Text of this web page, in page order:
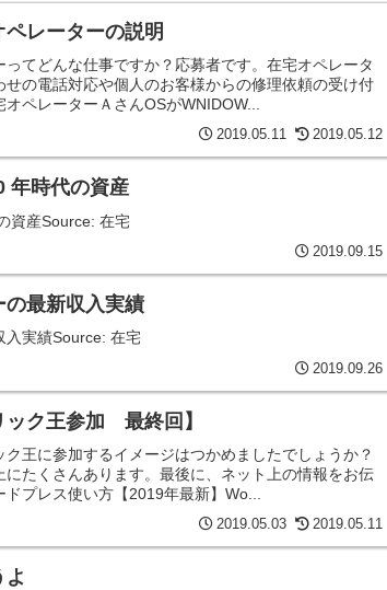
レーターの説明
てどんな仕事ですか？応募者です。在宅オペレータ
の電話対応や個人のお客様からの修理依頼の受け付
ペレーターＡさんOSがWNIDOW...
2019.05.11 2019.05.12
年時代の資産
資産Source: 在宅
2019.09.15
最新収入実績
実績Source: 在宅
2019.09.26
ク王参加 最終回】
王に参加するイメージはつかめましたでしょうか？
たくさんあります。最後に、ネット上の情報をお伝
プレス使い方【2019年最新】Wo...
2019.05.03 2019.05.11
よ